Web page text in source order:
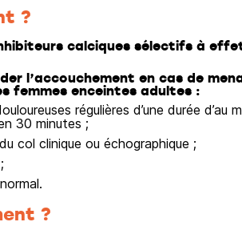
?
calciques sélectifs à
l’accouchement en cas de
femmes enceintes adultes :
régulières d’une durée d’au
30 minutes ;
col clinique ou échographique ;
?